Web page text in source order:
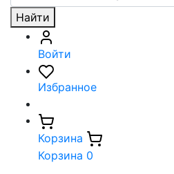
Найти
Войти
Избранное
Корзина
Корзина 0